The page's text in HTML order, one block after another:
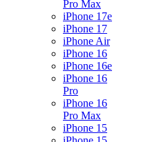
Pro Max
iPhone 17e
iPhone 17
iPhone Air
iPhone 16
iPhone 16e
iPhone 16
Pro
iPhone 16
Pro Max
iPhone 15